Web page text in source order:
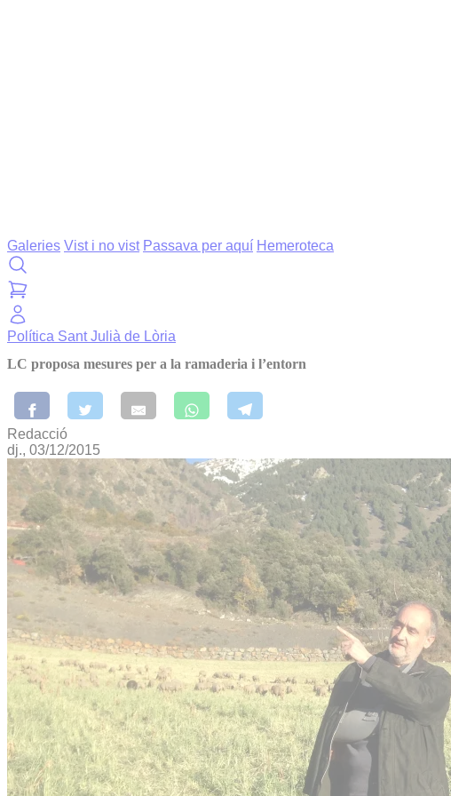
Galeries Vist i no vist Passava per aquí Hemeroteca
Política Sant Julià de Lòria
LC proposa mesures per a la ramaderia i l’entorn
Redacció
dj., 03/12/2015